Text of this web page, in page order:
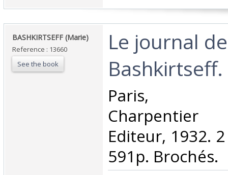
‎BASHKIRTSEFF (Marie)‎
Reference : 13660
See the book
‎Le journal
Bashkirtseff.‎
‎Paris,
Editeur, 1932.
591p. Brochés.‎